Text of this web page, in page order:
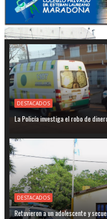
DESTACADOS
La Policía investiga el robo de
DESTACADOS
Retuvieron a un adolescente y